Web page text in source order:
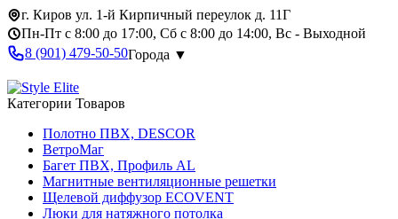
г. Киров ул. 1-й Кирпичный переулок д. 11Г
Пн-Пт с 8:00 до 17:00, Сб с 8:00 до 14:00, Вс - Выходной
8 (901) 479-50-50Города ▼
Категории Товаров
Полотно ПВХ, DESCOR
ВетроМаг
Багет ПВХ, Профиль AL
Магнитные вентиляционные решетки
Щелевой диффузор ECOVENT
Люки для натяжного потолка